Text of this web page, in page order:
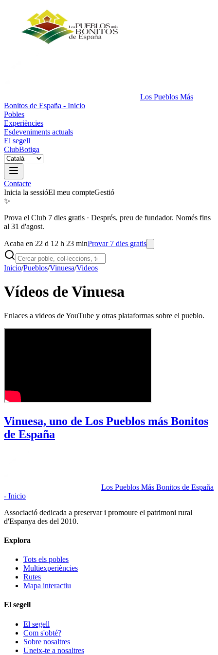
Los Pueblos Más
Bonitos de España - Inicio
Pobles
Experiències
Esdeveniments actuals
El segell
ClubBotiga
Contacte
Inicia la sessióEl meu compteGestió
✨
Prova el Club 7 dies gratis · Després, preu de fundador. Només fins
al 31 d'agost.
Acaba en 22 d 12 h 23 minProvar 7 dies gratis
Inicio/Pueblos/Vinuesa/Videos
Vídeos de Vinuesa
Enlaces a videos de YouTube y otras plataformas sobre el pueblo.
Vinuesa, uno de Los Pueblos más Bonitos
de España
Los Pueblos Más Bonitos de España
- Inicio
Associació dedicada a preservar i promoure el patrimoni rural
d'Espanya des del 2010.
Explora
Tots els pobles
Multiexperiències
Rutes
Mapa interactiu
El segell
El segell
Com s'obté?
Sobre nosaltres
Uneix-te a nosaltres